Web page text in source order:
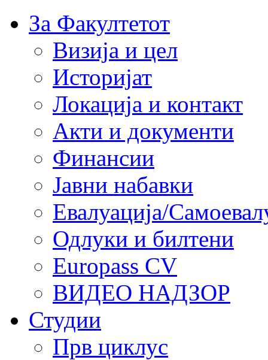
За Факултетот
Визија и цел
Историјат
Локација и контакт
Акти и документи
Финансии
Јавни набавки
Евалуација/
Одлуки и билтени
Europass CV
ВИДЕО НАДЗОР
Студии
Прв циклус